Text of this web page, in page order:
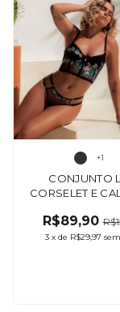
CONJUNTO
CORSELET E
REGULAGEM -
(CÓPIA)
R$89,90
3 x de R$29,97
+1